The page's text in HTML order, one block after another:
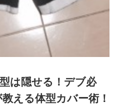
は隠せる！デブ必
える体型カバー術！